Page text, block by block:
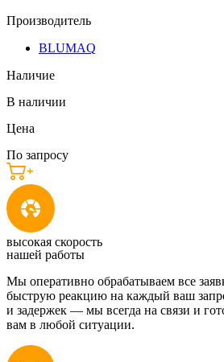
Производитель
BLUMAQ
Наличие
В наличии
Цена
По запросу
высокая скорость
нашей работы
Мы оперативно обрабатываем все
быструю реакцию на каждый ваш
и задержек — мы всегда на связи и
вам в любой ситуации.